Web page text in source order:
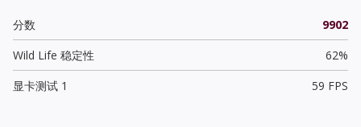
分数
9902
Wild Life 稳定性
62%
显卡测试 1
59 FPS